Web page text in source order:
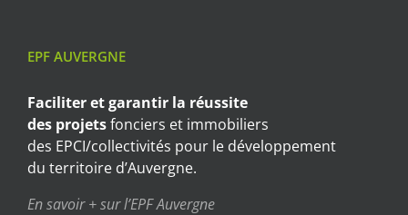
EPF AUVERGNE
Faciliter et garantir la réussite
des projetsfonciers et immobiliers
des EPCI/collectivités pour le développement
du territoire d’Auvergne.
En savoir + sur l’EPF Auvergne